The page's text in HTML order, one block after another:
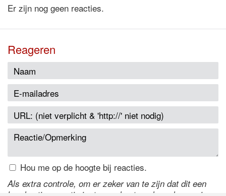
Er zijn nog geen reacties.
Reageren
Hou me op de hoogte bij reacties.
Als extra controle, om er zeker van te zijn dat dit een